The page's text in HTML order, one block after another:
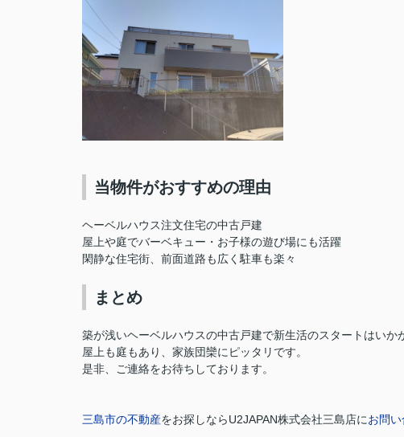
当物件がおすすめの理由
ヘーベルハウス注文住宅の中古戸建
屋上や庭でバーベキュー・お子様の遊び場にも活躍
閑静な住宅街、前面道路も広く駐車も楽々
まとめ
築が浅いヘーベルハウスの中古戸建で新生活のスタートはいか
屋上も庭もあり、家族団欒にピッタリです。
是非、ご連絡をお待ちしております。
三島市の不動産をお探しならU2JAPAN株式会社三島店にお問